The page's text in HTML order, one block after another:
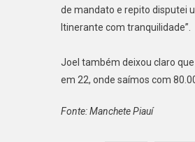
de mandato e repito disputei
Itinerante com tranquilidade”.
Joel também deixou claro
em 22, onde saímos com
Fonte: Manchete Piauí